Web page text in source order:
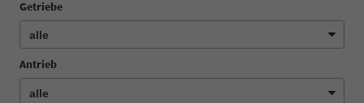
Getriebe
Antrieb